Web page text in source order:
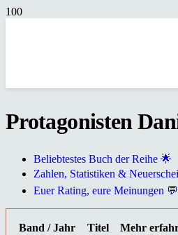
Protagonisten
Beliebtestes Buch der Reihe 🌟
Zahlen, Statistiken &
Euer Rating, eure Meinungen 💬
Band / Jahr Titel
Mehr